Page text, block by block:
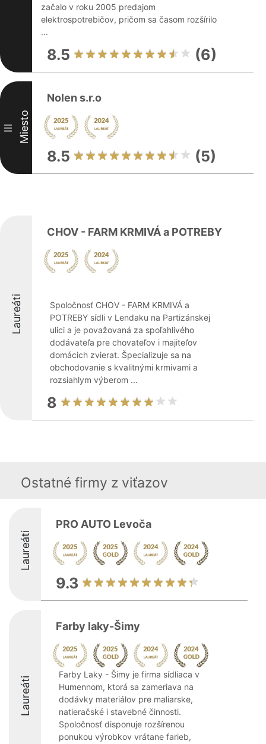
začalo v roku 2005 predajom
elektrospotrebičov, pričom sa časom rozšírilo
...
8.5 (6)
III Miesto
Nolen s.r.o
8.5 (5)
Laureáti
CHOV - FARM KRMIVÁ a POTREBY
Spoločnosť CHOV - FARM KRMIVÁ a
POTREBY sídli v Lendaku na Partizánskej
ulici a je považovaná za spoľahlivého
dodávateľa pre chovateľov i majiteľov
domácich zvierat. Špecializuje sa na
obchodovanie s kvalitnými krmivami a
rozsiahlym výberom ...
8
Ostatné firmy z viťazov
Laureáti
PRO AUTO Levoča
9.3
Laureáti
Farby laky-Šimy
Farby Laky - Šimy je firma sídliaca v
Humennom, ktorá sa zameriava na
dodávky materiálov pre maliarske,
natieračské i stavebné činnosti.
Spoločnosť disponuje rozšírenou
ponukou výrobkov vrátane farieb,